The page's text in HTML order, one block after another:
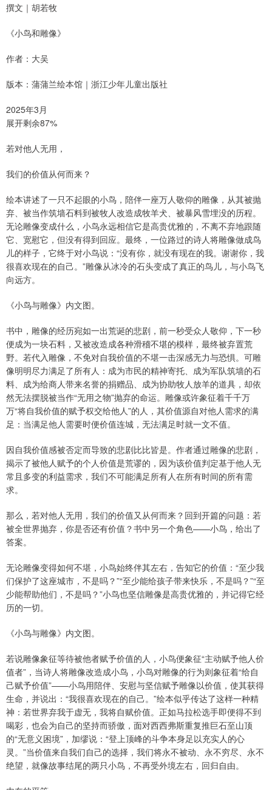
撰文｜胡若牧
《小鸟和雕像》
作者：大吴
版本：蒲蒲兰绘本馆｜浙江少年儿童出版社
2025年3月
展开剩余87%
若对他人无用，
我们的价值从何而来？
绘本讲述了一只不起眼的小鸟，陪伴一座万人敬仰的雕像，从其被抛
弃、被当作筑墙石料到被牧人改造成牧羊犬、被暴风雪埋没的历程。
无论雕像变成什么，小鸟永远相信它是高贵优雅的，不离不弃地跟随
它、宽慰它，但没有得到回应。最终，一位路过的诗人将雕像做成鸟
儿的样子，它终于对小鸟说：“没有你，就没有现在的我。谢谢你，我
很喜欢现在的自己。”雕像从冰冷的石头变成了真正的鸟儿，与小鸟飞
向远方。
《小鸟与雕像》内文图。
书中，雕像的经历宛如一出荒诞的悲剧，前一秒受众人敬仰，下一秒
便成为一块石料，又被改造成各种滑稽不堪的模样，最终被弃置荒
野。若代入雕像，不免对自我价值的不堪一击深感无力与恐惧。可雕
像明明尽力满足了所有人：成为市民的精神寄托、成为军队筑墙的石
料、成为给商人带来名誉的捐赠品、成为协助牧人放羊的道具，却依
然无法摆脱被当作“无用之物”抛弃的命运。雕像或许象征着千千万
万“将自我价值的赋予权交给他人”的人，其价值源自对他人需求的满
足：当满足他人需要时便价值连城，无法满足时就一文不值。
因自我价值感被否定而导致的悲剧比比皆是。作者通过雕像的悲剧，
揭示了被他人赋予的个人价值是荒谬的，因为该价值判定基于他人无
常且多变的利益需求，我们不可能满足所有人在所有时间的所有需
求。
那么，若对他人无用，我们的价值又从何而来？回到开篇的问题：若
被全世界抛弃，你是否还有价值？书中另一个角色——小鸟，给出了
答案。
无论雕像变得如何不堪，小鸟始终伴其左右，告知它的价值：“至少我
们保护了这座城市，不是吗？”“至少能给孩子带来快乐，不是吗？”“至
少能帮助他们，不是吗？”小鸟也坚信雕像是高贵优雅的，并记得它经
历的一切。
《小鸟与雕像》内文图。
若说雕像象征等待被他者赋予价值的人，小鸟便象征“主动赋予他人价
值者”，当诗人将雕像改造成小鸟，小鸟对雕像的行为则象征着“给自
己赋予价值”——小鸟用陪伴、安慰与坚信赋予雕像以价值，使其获得
生命，并说出：“我很喜欢现在的自己。”绘本似乎传达了这样一种精
神：若世界弃我于虚无，我将自赋价值。正如马拉松选手即便得不到
喝彩，也会为自己的坚持而骄傲，面对西西弗斯重复推巨石至山顶
的“无意义困境”，加缪说：“登上顶峰的斗争本身足以充实人的心
灵。”当价值来自我们自己的选择，我们将永不被动、永不穷尽、永不
绝望，就像故事结尾的两只小鸟，不再受外境左右，回归自由。